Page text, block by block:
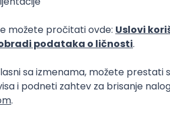
Agile Kotlin Intermediate Senior